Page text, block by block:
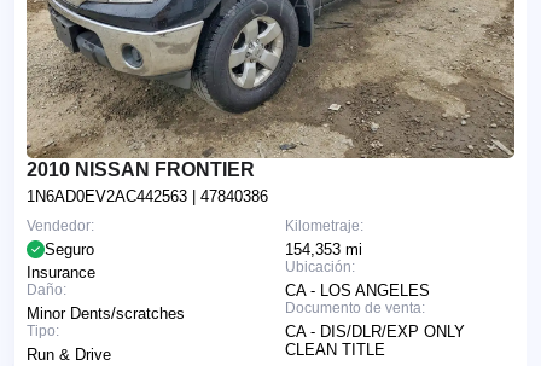
2010 NISSAN FRONTIER
1N6AD0EV2AC442563 | 47840386
Kilometraje:
154,353 mi
Ubicación:
CA - LOS ANGELES
Documento de venta:
CA - DIS/DLR/EXP ONLY
CLEAN TITLE
Vendedor:
Seguro
Insurance
Daño:
Minor Dents/scratches
Tipo:
Run & Drive